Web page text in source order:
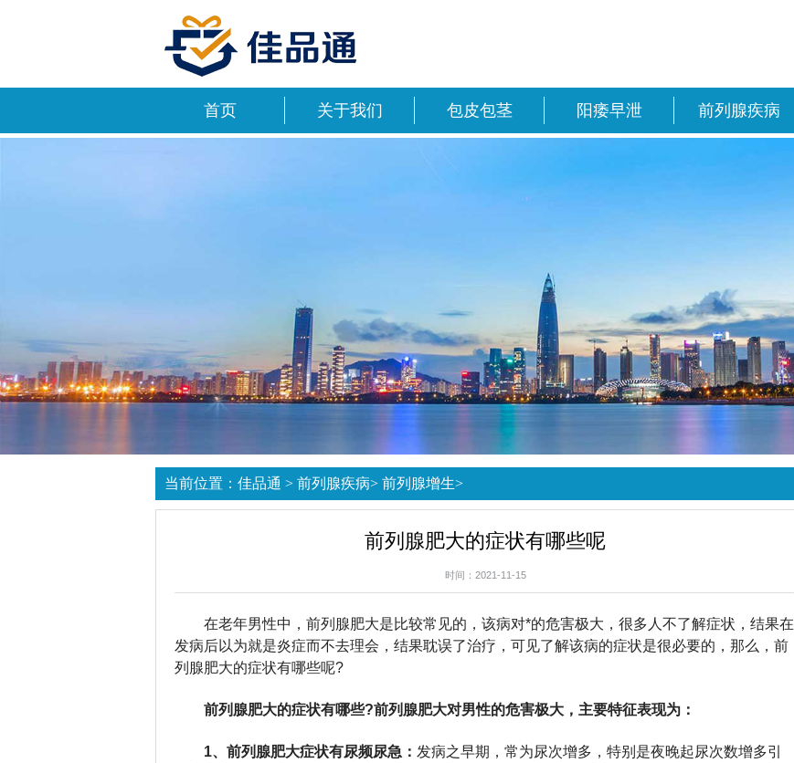
首页 关于我们 包皮包茎 阳痿早泄 前列腺疾病
当前位置： 佳品通 > 前列腺疾病> 前列腺增生>
前列腺肥大的症状有哪些呢
时间：2021-11-15
在老年男性中，前列腺肥大是比较常见的，该病对*的危害极大，很多人不了解症状，结果在
发病后以为就是炎症而不去理会，结果耽误了治疗，可见了解该病的症状是很必要的，那么，前
列腺肥大的症状有哪些呢?
前列腺肥大的症状有哪些?前列腺肥大对男性的危害极大，主要特征表现为：
1、前列腺肥大症状有尿频尿急： 发病之早期，常为尿次增多，特别是夜晚起尿次数增多引